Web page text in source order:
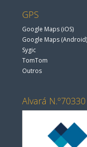
GPS
Google Maps (iOS)
Google Maps (Android)
Sygic
TomTom
Outros
Alvará N.º70330